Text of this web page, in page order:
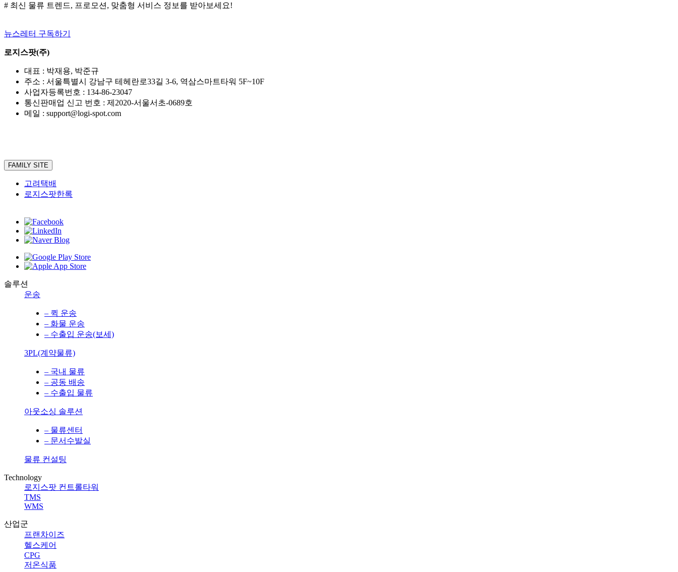
# 최신 물류 트렌드, 프로모션, 맞춤형 서비스 정보를 받아보세요!
뉴스레터 구독하기
로지스팟(주)
대표 : 박재용, 박준규
주소 : 서울특별시 강남구 테헤란로33길 3-6, 역삼스마트타워 5F~10F
사업자등록번호 : 134-86-23047
통신판매업 신고 번호 : 제2020-서울서초-0689호
메일 : support@logi-spot.com
FAMILY SITE
고려택배
로지스팟한록
솔루션
운송
– 퀵 운송
– 화물 운송
– 수출입 운송(보세)
3PL(계약물류)
– 국내 물류
– 공동 배송
– 수출입 물류
아웃소싱 솔루션
– 물류센터
– 문서수발실
물류 컨설팅
Technology
로지스팟 컨트롤타워
TMS
WMS
산업군
프랜차이즈
헬스케어
CPG
저온식품